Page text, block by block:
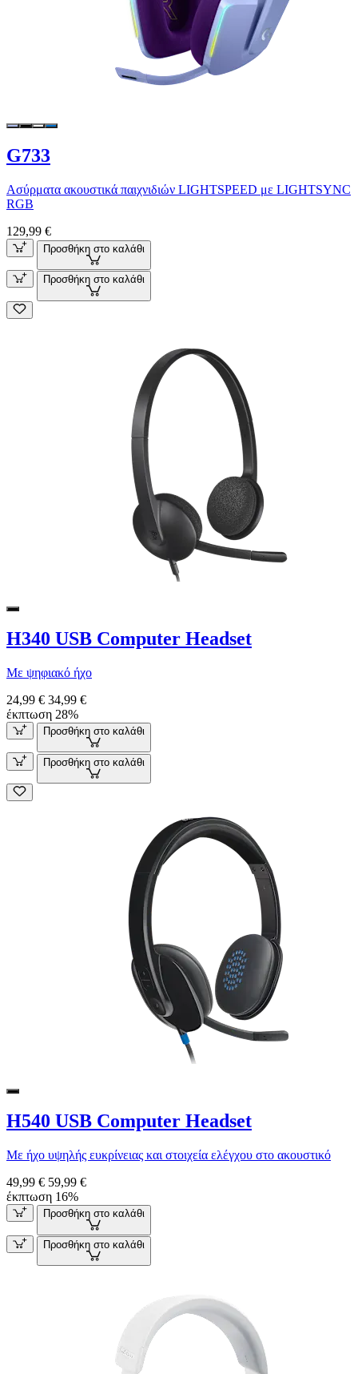
G733
Ασύρματα ακουστικά παιχνιδιών LIGHTSPEED με LIGHTSYNC
RGB
129,99 €
Προσθήκη στο καλάθι
Προσθήκη στο καλάθι
H340 USB Computer Headset
Με ψηφιακό ήχο
24,99 € 34,99 €
έκπτωση 28%
Προσθήκη στο καλάθι
Προσθήκη στο καλάθι
H540 USB Computer Headset
Με ήχο υψηλής ευκρίνειας και στοιχεία ελέγχου στο ακουστικό
49,99 € 59,99 €
έκπτωση 16%
Προσθήκη στο καλάθι
Προσθήκη στο καλάθι